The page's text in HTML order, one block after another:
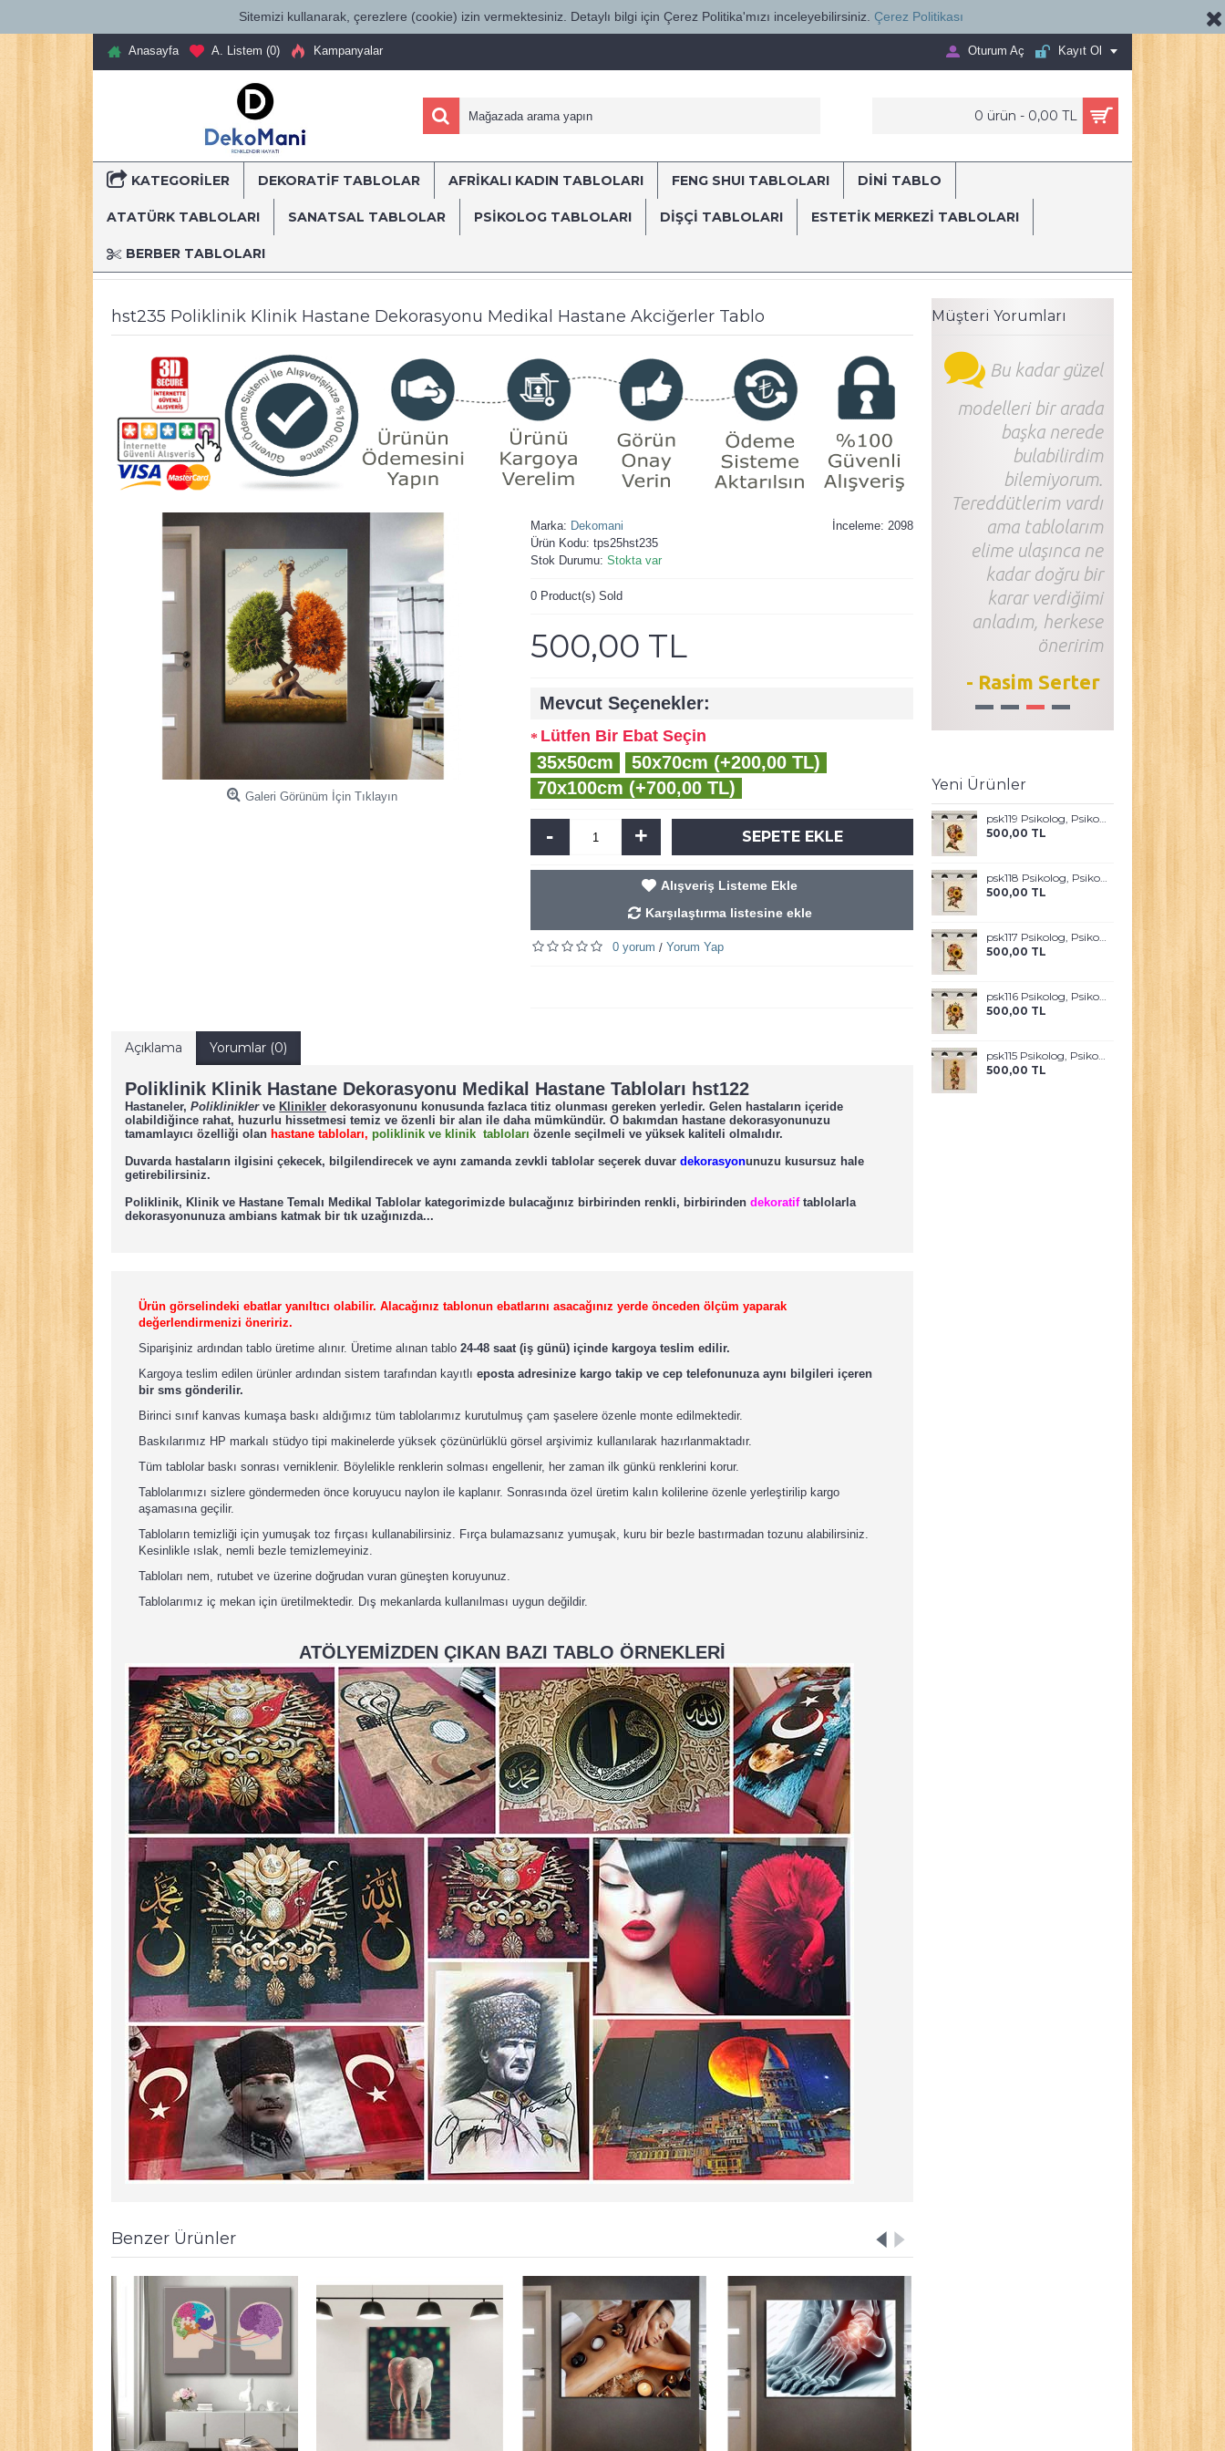
Sitemizi kullanarak, çerezlere (cookie) izin vermektesiniz. Detaylı bilgi için Çerez Politika'mızı inceleyebilirsiniz. Çerez Politikası
Anasayfa A. Listem (0) Kampanyalar Oturum Aç Kayıt Ol
0 ürün - 0,00 TL
KATEGORILER DEKORATİF TABLOLAR AFRİKALI KADIN TABLOLARI FENG SHUI TABLOLARI DİNİ TABLO
ATATÜRK TABLOLARI SANATSAL TABLOLAR PSİKOLOG TABLOLARI DIŞÇI TABLOLARI ESTETIK MERKEZI TABLOLARI
BERBER TABLOLARI
TÜRKİYE'NİN HER YERİNE SÜRAT KARGO İLE...
Anasayfa Dekoratif Kanvas Tablolar hst235 Poliklinik Klinik Hastane Dekorasyonu
Müşteri Yorumları
Bu kadar güzel
modelleri bir arada
başka nerede
bulabilirdim
bilemiyorum.
Tereddütlerim vardı
ama tablolarım
elime ulaşınca ne
kadar doğru bir
karar verdiğimi
anladım, herkese
öneririm
- Rasim Serter
1 2 3 4
Yeni Ürünler
psk119 Psikolog, Psikoterapi ve Psikiyatri Merkezi, Terapi Odası Tablosu Sanatla Terapi
500,00 TL
psk118 Psikolog, Psikoterapi ve Psikiyatri Merkezi, Terapi Odası Tablosu Sanatla Terapi
500,00 TL
psk117 Psikolog, Psikoterapi ve Psikiyatri Merkezi, Terapi Odası Tablosu Sanatla Terapi
500,00 TL
psk116 Psikolog, Psikoterapi ve Psikiyatri Merkezi, Terapi Odası Tablosu Sanatla Terapi
500,00 TL
psk115 Psikolog, Psikoterapi ve Psikiyatri Merkezi, Terapi Odası Tablosu Sanatla Terapi
500,00 TL
hst235 Poliklinik Klinik Hastane Dekorasyonu Medikal Hastane Akciğerler Tablo
Galeri Görünüm İçin Tıklayın
İnceleme: 2098
Marka: Dekomani
Ürün Kodu: tps25hst235
Stok Durumu: Stokta var
0 Product(s) Sold
500,00 TL
Mevcut Seçenekler:
Lütfen Bir Ebat Seçin
35x50cm
50x70cm (+200,00 TL)
70x100cm (+700,00 TL)
- + SEPETE EKLE
Alışveriş Listeme Ekle
Karşılaştırma listesine ekle
0 yorum / Yorum Yap
Açıklama Yorumlar (0)
Poliklinik Klinik Hastane Dekorasyonu Medikal Hastane Tabloları hst122
Hastaneler, Polikliniklerve Klinikler dekorasyonunu konusunda fazlaca titiz olunması gereken yerledir. Gelen hastaların içeride
olabildiğince rahat, huzurlu hissetmesi temiz ve özenli bir alan ile daha mümkündür. O bakımdan hastane dekorasyonunuzu
tamamlayıcı özelliği olan hastane tabloları, poliklinik ve klinik tabloları özenle seçilmeli ve yüksek kaliteli olmalıdır.
Duvarda hastaların ilgisini çekecek, bilgilendirecek ve aynı zamanda zevkli tablolar seçerek duvar dekorasyonunuzu kusursuz hale
getirebilirsiniz.
Poliklinik, Klinik ve Hastane Temalı Medikal Tablolar kategorimizde bulacağınız birbirinden renkli, birbirinden dekoratiftablolarla
dekorasyonunuza ambians katmak bir tık uzağınızda...
Ürün görselindeki ebatlar yanıltıcı olabilir. Alacağınız tablonun ebatlarını asacağınız yerde önceden ölçüm yaparak
değerlendirmenizi öneririz.
Siparişiniz ardından tablo üretime alınır. Üretime alınan tablo 24-48 saat (iş günü) içinde kargoya teslim edilir.
Kargoya teslim edilen ürünler ardından sistem tarafından kayıtlı eposta adresinize kargo takip ve cep telefonunuza aynı bilgileri içeren
bir sms gönderilir.
Birinci sınıf kanvas kumaşa baskı aldığımız tüm tablolarımız kurutulmuş çam şaselere özenle monte edilmektedir.
Baskılarımız HP markalı stüdyo tipi makinelerde yüksek çözünürlüklü görsel arşivimiz kullanılarak hazırlanmaktadır.
Tüm tablolar baskı sonrası verniklenir. Böylelikle renklerin solması engellenir, her zaman ilk günkü renklerini korur.
Tablolarımızı sizlere göndermeden önce koruyucu naylon ile kaplanır. Sonrasında özel üretim kalın kolilerine özenle yerleştirilip kargo
aşamasına geçilir.
Tabloların temizliği için yumuşak toz fırçası kullanabilirsiniz. Fırça bulamazsanız yumuşak, kuru bir bezle bastırmadan tozunu alabilirsiniz.
Kesinlikle ıslak, nemli bezle temizlemeyiniz.
Tabloları nem, rutubet ve üzerine doğrudan vuran güneşten koruyunuz.
Tablolarımız iç mekan için üretilmektedir. Dış mekanlarda kullanılması uygun değildir.
ATÖLYEMİZDEN ÇIKAN BAZI TABLO ÖRNEKLERİ
Benzer Ürünler